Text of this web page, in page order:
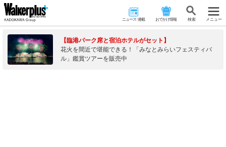
ニュース･連載 おでかけ情報 検 索 メニュー
【臨港パーク席と宿泊ホテルがセット】
花火を間近で堪能できる！「みなとみらいフェスティバ
ル」鑑賞ツアーを販売中